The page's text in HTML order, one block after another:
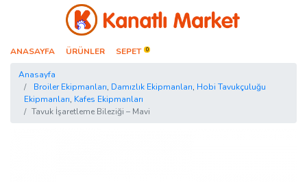
Kanatlı Market
ANASAYFA ÜRÜNLER SEPET 0
Anasayfa
Broiler Ekipmanları, Damızlık Ekipmanları, Hobi Tavukçuluğu
Ekipmanları, Kafes Ekipmanları
Tavuk İşaretleme Bileziği – Mavi